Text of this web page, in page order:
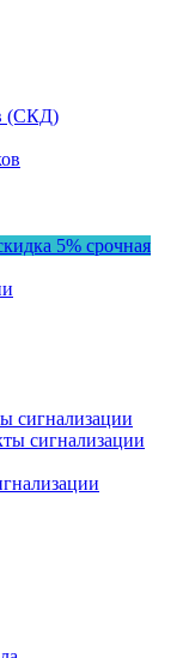
(СКД)
5% срочная
сигнализации
сигнализации